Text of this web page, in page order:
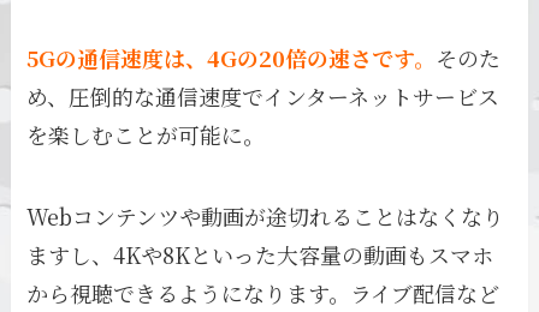
5Gの通信速度は、4Gの20倍の速さです。 そのた
め、圧倒的な通信速度でインターネットサービス
を楽しむことが可能に。
Webコンテンツや動画が途切れることはなくなり
ますし、4Kや8Kといった大容量の動画もスマホ
から視聴できるようになります。ライブ配信など